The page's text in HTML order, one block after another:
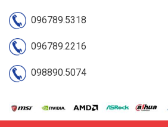
096789.5318
096789.2216
098890.5074